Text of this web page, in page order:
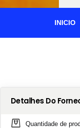
INICIO
Detalhes Do
Quantidade de